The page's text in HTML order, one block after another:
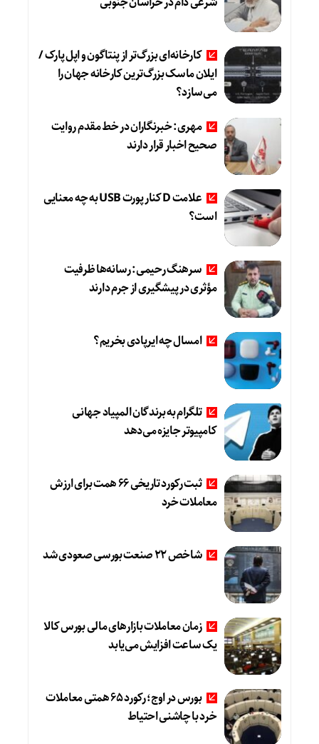
کارخانه‌ای بزرگ‌تر از پنتاگون و اپل پارک /
ایلان ماسک بزرگ‌ترین کارخانه جهان را
می‌سازد؟
مهری: خبرنگاران در خط مقدم روایت
صحیح اخبار قرار دارند
علامت D کنار پورت USB به چه معنایی
است؟
سرهنگ رحیمی: رسانه‌ها ظرفیت
مؤثری در پیشگیری از جرم دارند
امسال چه ایرپادی بخریم؟
تلگرام به برندگان المپیاد جهانی
کامپیوتر جایزه می‌دهد
ثبت رکورد تاریخی 66 همت برای ارزش
معاملات خرد
شاخص 22 صنعت بورسی صعودی شد
زمان معاملات بازارهای مالی بورس کالا
یک ساعت افزایش می‌یابد
بورس در اوج؛ رکورد 65 همتی معاملات
خرد با چاشنی احتیاط